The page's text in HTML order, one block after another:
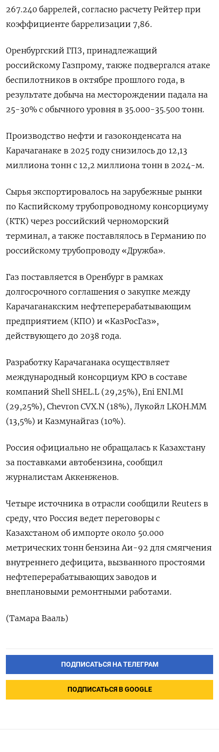
267.240 баррелей, согласно расчету Рейтер при
коэффициенте баррелизации 7,86.
Оренбургский ГПЗ, ​принадлежащий
российскому Газпрому, ​также подвергался атаке
беспилотников ‌в октябре прошлого года, в
результате добыча на месторождении падала на
25-30% с обычного уровня ​в 35.000-35.500 тонн.
Производство нефти и газоконденсата на
Карачаганаке в 2025 году снизилось до 12,13
миллиона тонн с 12,2 миллиона тонн в 2024-м.
Сырья экспортировалось на зарубежные рынки
по Каспийскому трубопроводному консорциуму
(КТК) через российский черноморский
терминал, а также поставлялось в Германию по
российскому трубопроводу «Дружба».
Газ поставляется в Оренбург в рамках
долгосрочного соглашения о закупке между
Карачаганакским нефтеперерабатывающим
предприятием (КПО) и «КазРосГаз», ​
действующего до 2038 года.
Разработку ⁠Карачаганака осуществляет
международный консорциум KPO в составе
компаний Shell SHEL.L (29,25%), Eni ENI.MI
(29,25%), Chevron CVX.N (18%), Лукойл LKOH.MM
(13,5%) и Казмунайгаз (10%).
Россия официально ‌не обращалась к Казахстану
за поставками автобензина, сообщил
журналистам Аккенженов.
Четыре источника в ‌отрасли сообщили Reuters в
среду, что Россия ведет переговоры с
Казахстаном об импорте ​около 50.000
метрических тонн бензина Аи-92 для смягчения
внутреннего дефицита, вызванного ‌простоями
нефтеперерабатывающих заводов и
внеплановыми ремонтными работами.
(Тамара Вааль)
ПОДПИСАТЬСЯ НА ТЕЛЕГРАМ
ПОДПИСАТЬСЯ В GOOGLE